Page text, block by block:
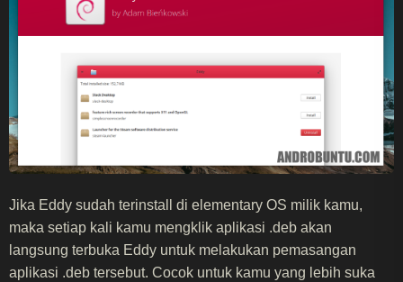
Jika Eddy sudah terinstall di elementary OS milik kamu,
maka setiap kali kamu mengklik aplikasi .deb akan
langsung terbuka Eddy untuk melakukan pemasangan
aplikasi .deb tersebut. Cocok untuk kamu yang lebih suka